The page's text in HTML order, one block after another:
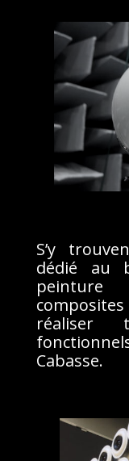
S’y
dédié au
réaliser
Cabasse.